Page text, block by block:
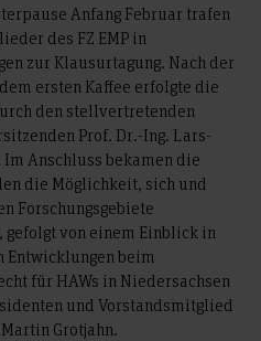
Anfang Februar trafen
des FZ EMP in
zur Klausurtagung. Nach der
ersten Kaffee erfolgte die
den stellvertretenden
Prof. Dr.-Ing. Lars-
Anschluss bekamen die
die Möglichkeit, sich und
Forschungsgebiete
von einem Einblick in
beim
für HAWs in Niedersachsen
und Vorstandsmitglied
Grotjahn.